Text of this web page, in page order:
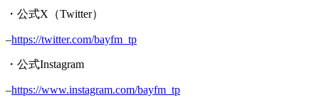
・公式X（Twitter）
–https://twitter.com/bayfm_tp
・公式Instagram
–https://www.instagram.com/bayfm_tp